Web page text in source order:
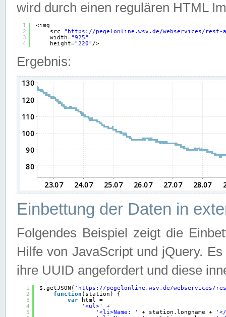
wird durch einen regulären HTML
1
2
3
4
<img
src=" https://pegelonline.wsv.de/webservices/rest-
width="925"
height="220" />
Ergebnis:
Einbettung der Daten in
Folgendes Beispiel zeigt die
Hilfe von JavaScript und jQuery.
ihre UUID angefordert und diese
1
2
3
4
5
$.getJSON( ' https://pegelonline.wsv.de/webservices/
function (station) {
var
html =
'<ul>'
+
'<li>Name: '
+ station.longname +